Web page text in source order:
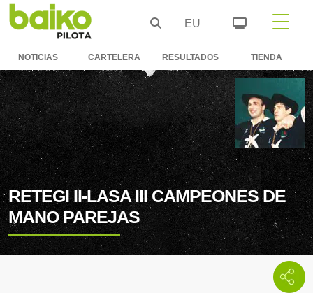
EU
NOTICIAS CARTELERA RESULTADOS TIENDA
RETEGI II-LASA III CAMPEONES DE
MANO PAREJAS